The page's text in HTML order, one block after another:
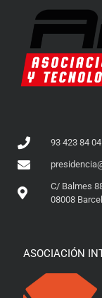
93 423 84 04
C/ Balmes
08008
ASOCIACIÓN